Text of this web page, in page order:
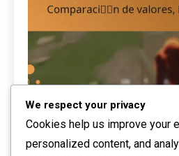
Tarjetas de regalo de
Comparación de valores,
Tarjetas de Regalo de VALORANT
We respect your privacy
Cookies help us improve your
personalized content, and